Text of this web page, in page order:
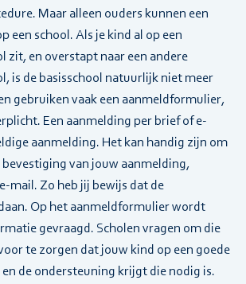
Maar alleen ouders kunnen een
een school. Als je kind al op een
zit, en overstapt naar een andere
is de basisschool natuurlijk niet meer
gebruiken vaak een aanmeldformulier,
Een aanmelding per brief of e-
aanmelding. Het kan handig zijn om
van jouw aanmelding,
mail. Zo heb jij bewijs dat de
Op het aanmeldformulier wordt
gevraagd. Scholen vragen om die
te zorgen dat jouw kind op een goede
de ondersteuning krijgt die nodig is.